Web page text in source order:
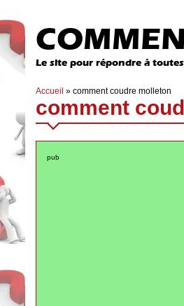
Le site pour répondre à
Accueil » comment coudre molleton
comment
pub